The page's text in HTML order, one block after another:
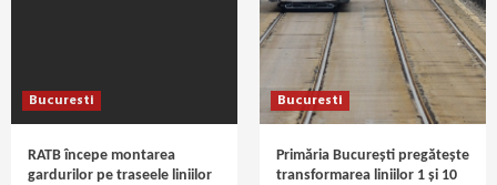
Bucuresti
RATB începe montarea
gardurilor pe traseele liniilor
Bucuresti
Primăria București pregătește
transformarea liniilor 1 și 10